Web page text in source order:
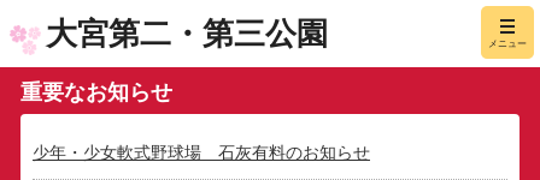
大宮第二・第三公園 メニュー
重要なお知らせ
少年・少女軟式野球場 石灰有料のお知らせ